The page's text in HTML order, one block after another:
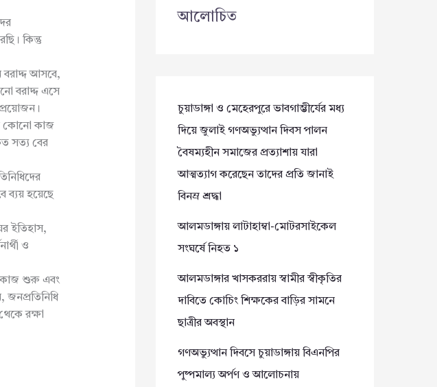
কিন্তু
বরাদ্দ আসবে,
বরাদ্দ এসে
কোনো কাজ
সত্য বের
ব্যয় হয়েছে
ইতিহাস,
ও
শুরু এবং
জনপ্রতিনিধি
রক্ষা
আলোচিত
চুয়াডাঙ্গা ও মেহেরপুরে ভাবগাম্ভীর্যের মধ্য
দিয়ে জুলাই গণঅভ্যুত্থান দিবস পালন
বৈষম্যহীন সমাজের প্রত্যাশায় যারা
আত্মত্যাগ করেছেন তাদের প্রতি জানাই
বিনম্র শ্রদ্ধা
আলমডাঙ্গায় লাটাহাম্বা-মোটরসাইকেল
সংঘর্ষে নিহত ১
আলমডাঙ্গার খাসকররায় স্বামীর স্বীকৃতির
দাবিতে কোচিং শিক্ষকের বাড়ির সামনে
ছাত্রীর অবস্থান
গণঅভ্যুত্থান দিবসে চুয়াডাঙ্গায় বিএনপির
পুষ্পমাল্য অর্পণ ও আলোচনায়